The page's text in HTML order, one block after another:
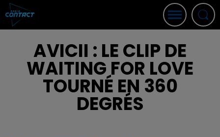
AVICII : LE CLIP DE
WAITING FOR LOVE
TOURNÉ EN 360
DEGRÉS